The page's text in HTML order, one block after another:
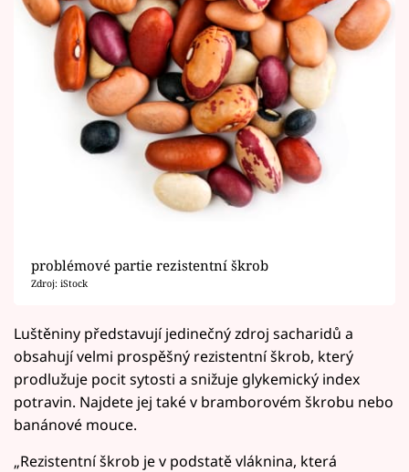
problémové partie rezistentní škrob
Zdroj: iStock
Luštěniny představují jedinečný zdroj sacharidů a
obsahují velmi prospěšný rezistentní škrob, který
prodlužuje pocit sytosti a snižuje glykemický index
potravin. Najdete jej také v bramborovém škrobu nebo
banánové mouce.
„Rezistentní škrob je v podstatě vláknina, která